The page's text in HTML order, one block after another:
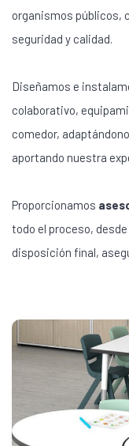
organismos públicos,
seguridad y calidad.
Diseñamos e
colaborativo,
comedor,
aportando nuestra
Proporcionamos
todo el proceso,
disposición final,